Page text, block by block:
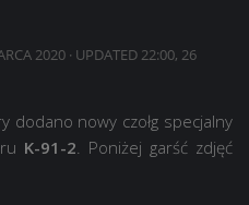
2020 · UPDATED 22:00, 26
dodano nowy czołg specjalny
K-91-2. Poniżej garść zdjęć